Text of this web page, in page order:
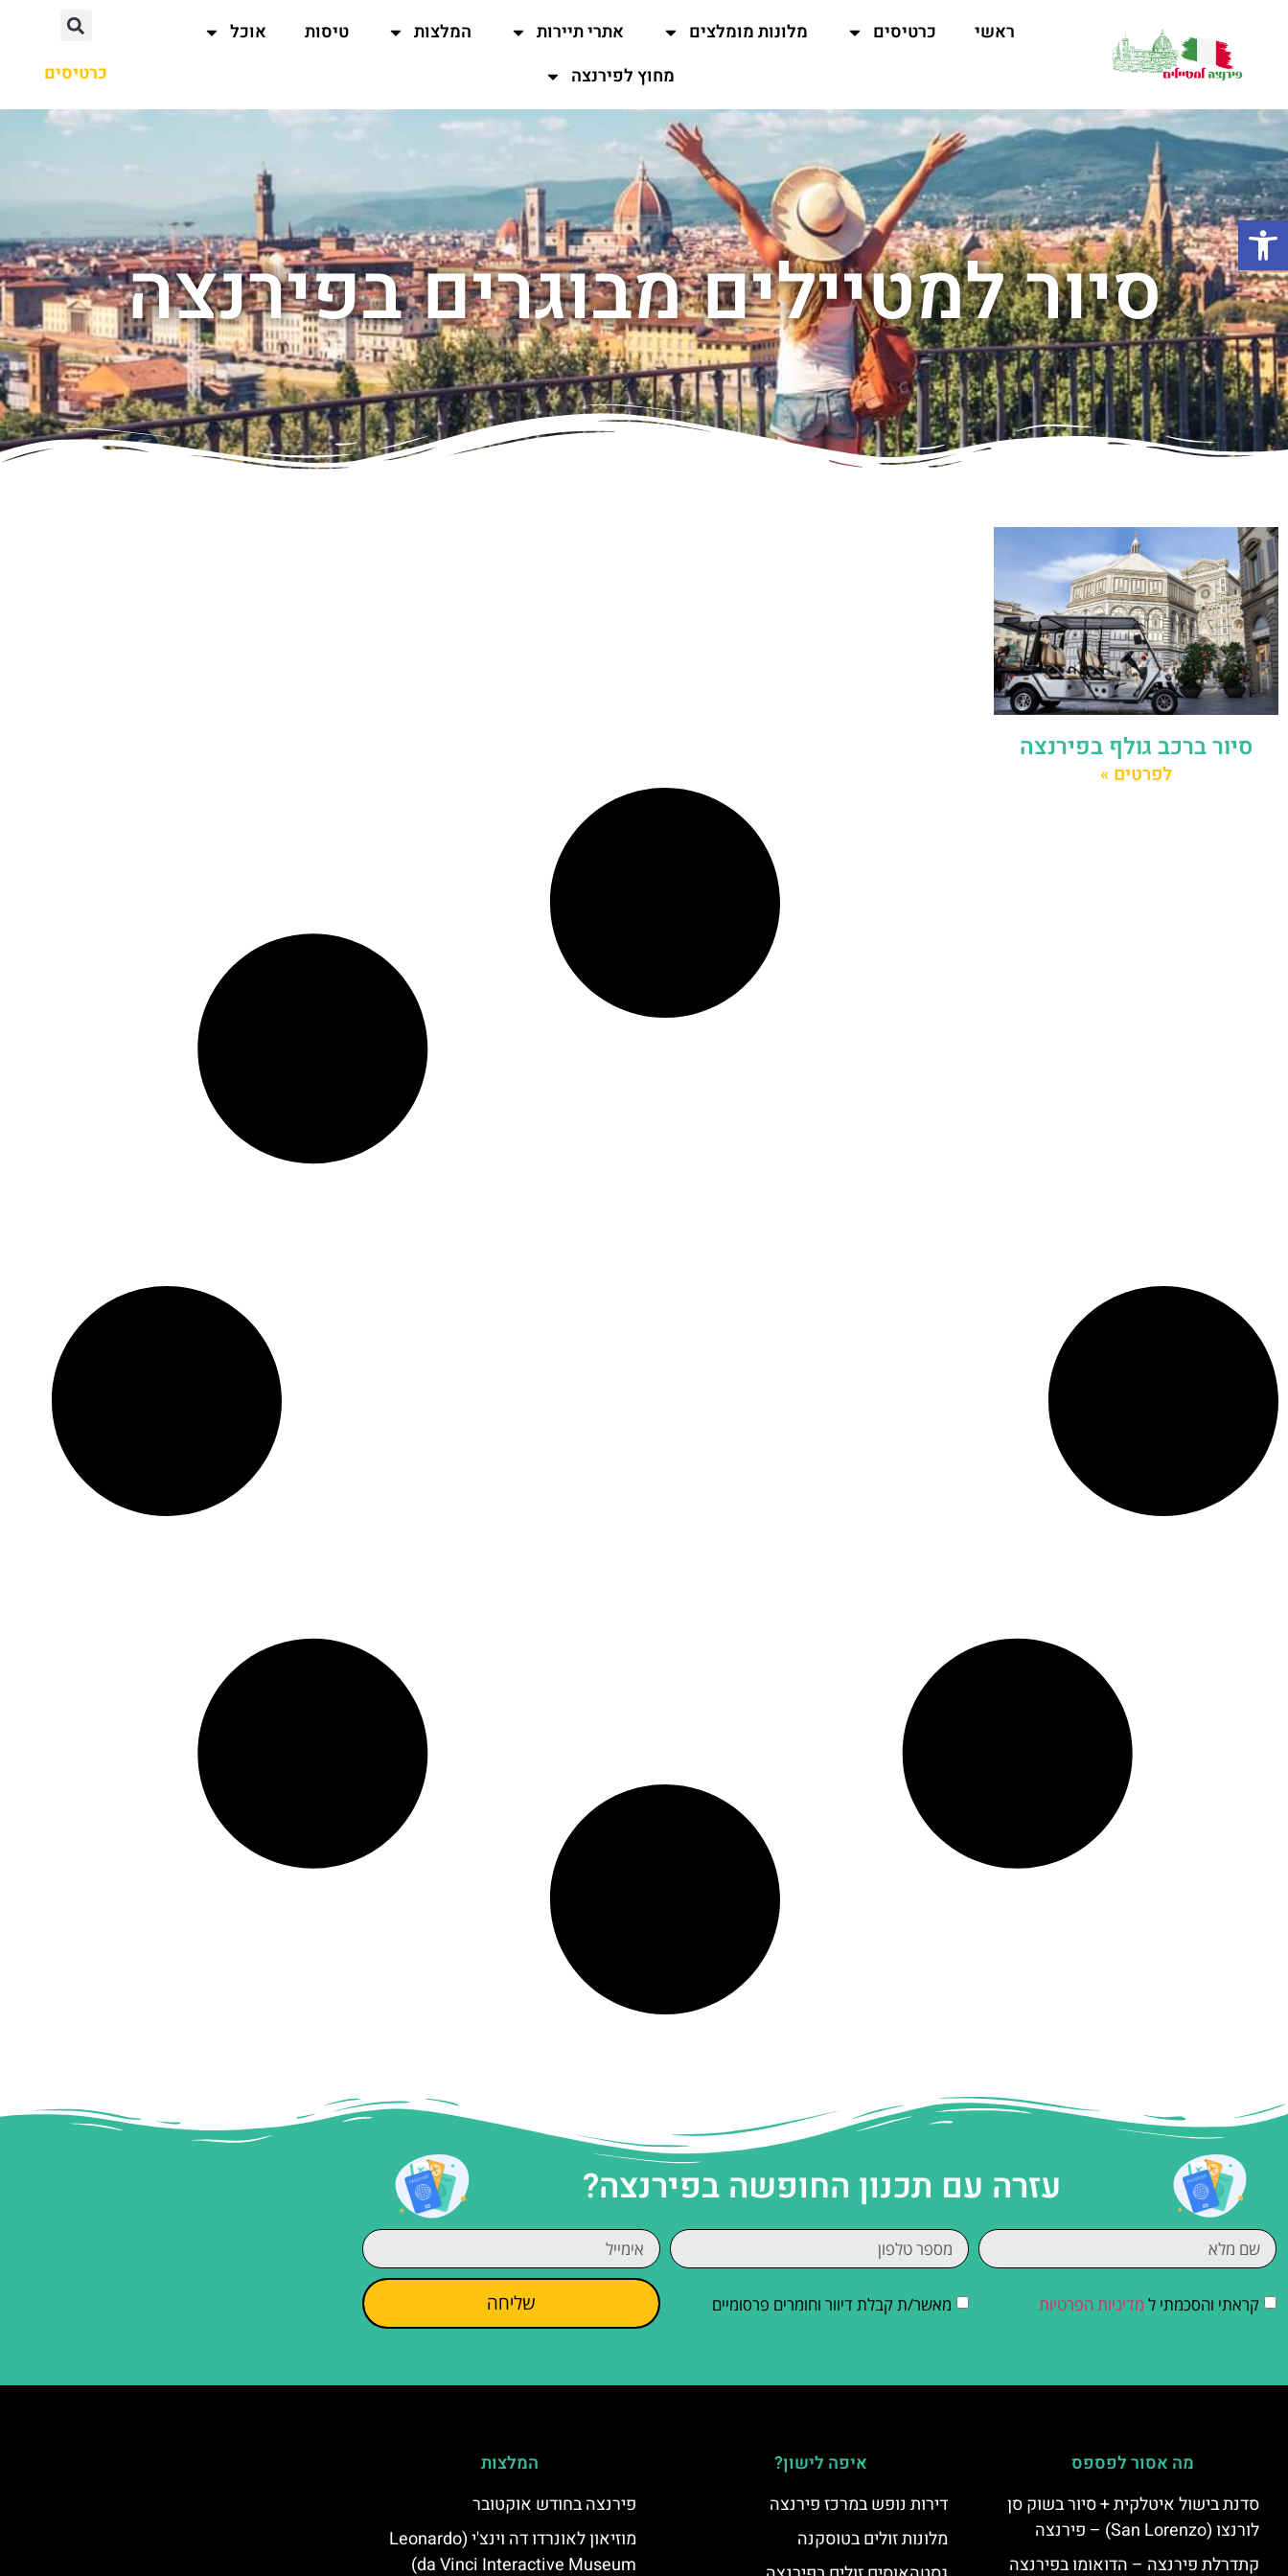
ראשי כרטיסים מלונות מומלצים אתרי תיירות המלצות טיסות
אוכל
מחוץ לפירנצה
כרטיסים
סיור למטיילים מבוגרים בפירנצה
סיור ברכב גולף בפירנצה
לפרטים »
עזרה עם תכנון החופשה בפירנצה?
קראתי והסכמתי ל מדיניות הפרטיות מאשר/ת קבלת דיוור וחומרים פרסומיים שליחה
מה אסור לפספס
סדנת בישול איטלקית + סיור בשוק סן
לורנצו (San Lorenzo) – פירנצה
קתדרלת פירנצה – הדואומו בפירנצה
איפה לישון?
דירות נופש במרכז פירנצה
מלונות זולים בטוסקנה
המלצות
פירנצה בחודש אוקטובר
מוזיאון לאונרדו דה וינצ'י (Leonardo
da Vinci Interactive Museum)
פתח סרגל נגישות